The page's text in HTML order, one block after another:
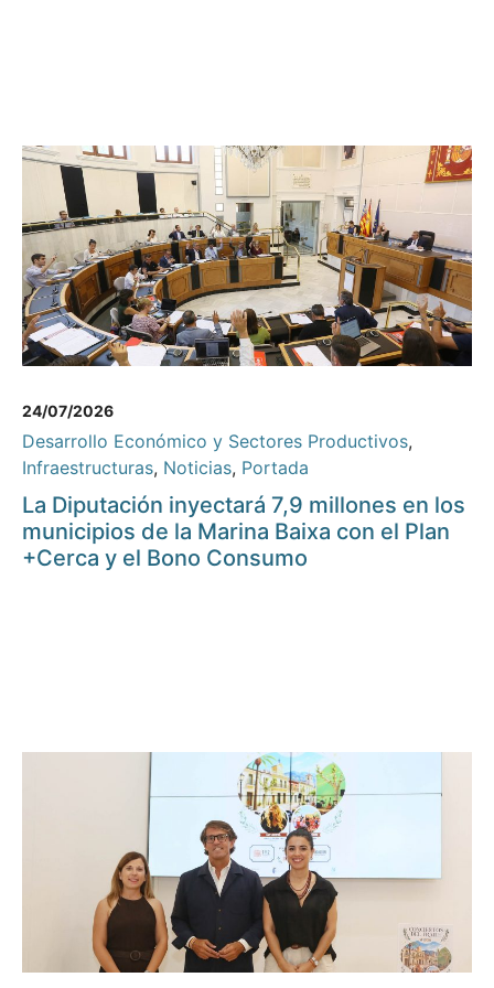
24/07/2026
Desarrollo Económico y Sectores Productivos,
Infraestructuras, Noticias, Portada
La Diputación inyectará 7,9 millones en los
municipios de la Marina Baixa con el Plan
+Cerca y el Bono Consumo